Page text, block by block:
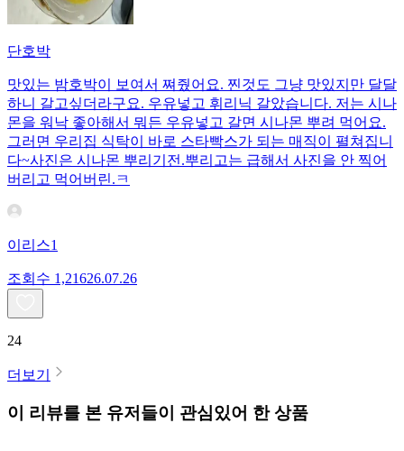
단호박
맛있는 밤호박이 보여서 쪄줬어요. 찐것도 그냥 맛있지만 달달
하니 갈고싶더라구요. 우유넣고 휘리닉 갈았습니다. 저는 시나
몬을 워낙 좋아해서 뭐든 우유넣고 갈면 시나몬 뿌려 먹어요.
그러면 우리집 식탁이 바로 스타빡스가 되는 매직이 펼쳐집니
다~사진은 시나몬 뿌리기전.뿌리고는 급해서 사진을 안 찍어
버리고 먹어버린.ㅋ
이리스1
조회수 1,21626.07.26
24
더보기
이 리뷰를 본 유저들이 관심있어 한 상품